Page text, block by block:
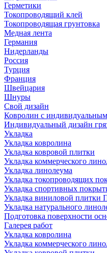
Герметики
Токопроводящий клей
Токопроводящая грунтовка
Медная лента
Германия
Нидерланды
Россия
Турция
Франция
Швейцария
Шнуры
Свой дизайн
Ковролин с
Индивидуальный дизайн
Укладка
Укладка ковролина
Укладка ковровой плитки
Укладка коммерческого
Укладка линолеума
Укладка токопроводящих
Укладка спортивных
Укладка виниловой плитки
Укладка натурального
Подготовка поверхности
Галерея работ
Укладка ковролина
Укладка коммерческого